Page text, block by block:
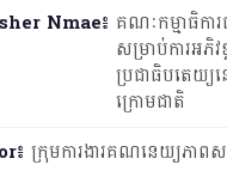
Nmae៖ គណៈកម្មាធិកា
សម្រាប់ការអភិ
ប្រជាធិបតេយ្យន
ក្រោមជាតិ
៖ ក្រុមការងារគណនេយ្យភាពស